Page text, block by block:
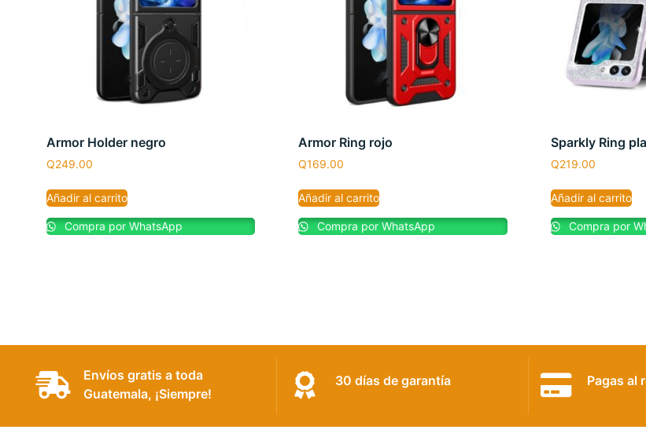
Armor Holder negro
Q249.00
Añadir al carrito
Compra por WhatsApp
Armor Ring rojo
Q169.00
Añadir al carrito
Compra por WhatsApp
Sparkly Ring
Q219.00
Añadir al carrito
Compra por
Envíos gratis a toda
Guatemala, ¡Siempre!
30 días de garantía Pagas al